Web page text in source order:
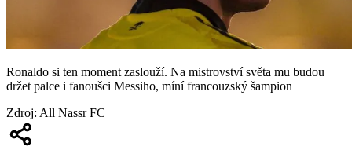
Ronaldo si ten moment zaslouží. Na mistrovství světa mu budou
držet palce i fanoušci Messiho, míní francouzský šampion
Zdroj: All Nassr FC